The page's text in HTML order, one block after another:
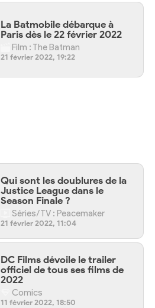
La Batmobile débarque à
Paris dès le 22 février 2022
Film : The Batman
21 février 2022, 19:22
Qui sont les doublures de la
Justice League dans le
Season Finale ?
Séries/TV : Peacemaker
21 février 2022, 11:04
DC Films dévoile le trailer
officiel de tous ses films de
2022
Comics
11 février 2022, 18:50